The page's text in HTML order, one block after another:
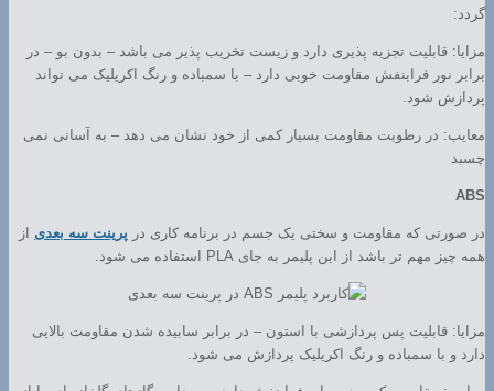
گردد:
مزایا: قابلیت تجزیه پذیری دارد و زیست تخریب پذیر می باشد – بدون بو – در
برابر نور فرابنفش مقاومت خوبی دارد – با سمباده و رنگ اکریلیک می تواند
پردازش شود.
معایب: در رطوبت مقاومت بسیار کمی از خود نشان می دهد – به آسانی نمی
چسبد
ABS
در صورتی که مقاومت و سختی یک جسم در برنامه کاری در پرینت سه بعدی از
همه چیز مهم تر باشد از این پلیمر به جای PLA استفاده می شود.
مزایا: قابلیت پس پردازشی با استون – در برابر سابیده شدن مقاومت بالایی
دارد و با سمباده و رنگ اکریلیک پردازش می شود.